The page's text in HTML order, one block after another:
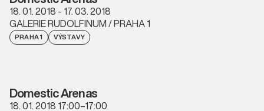
18. 01. 2018 - 17. 03. 2018
GALERIE RUDOLFINUM / PRAHA 1
PRAHA 1 VÝSTAVY
Domestic Arenas
18. 01. 2018 17:00–17:00